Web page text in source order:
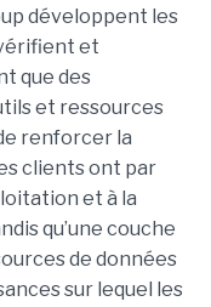
développent les
et
que des
et ressources
renforcer la
clients ont par
et à la
qu’une couche
de données
sur lequel les